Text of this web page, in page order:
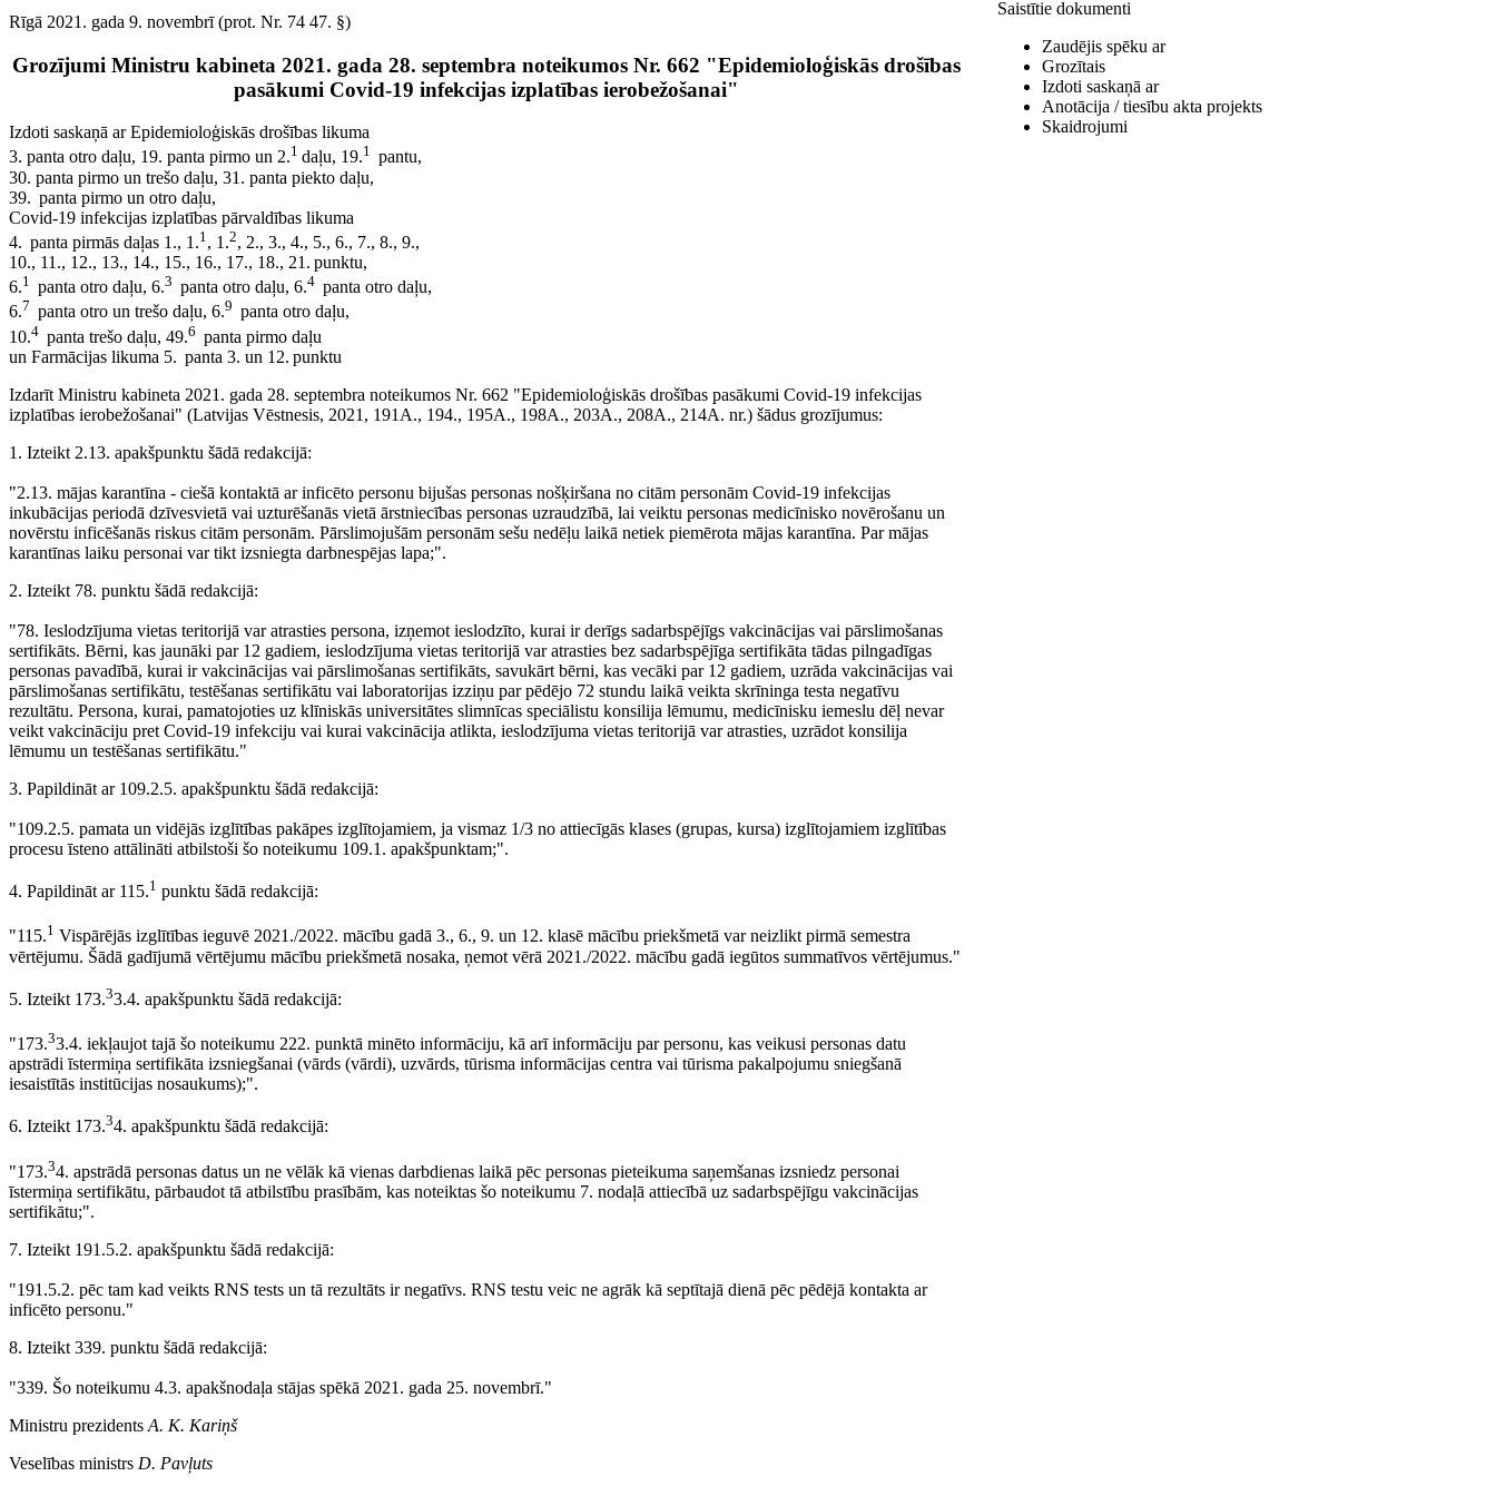
Rīgā 2021. gada 9. novembrī (prot. Nr. 74 47. §)
Grozījumi Ministru kabineta 2021. gada 28. septembra noteikumos Nr. 662 "Epidemioloģiskās drošības
pasākumi Covid-19 infekcijas izplatības ierobežošanai"
Izdoti saskaņā ar Epidemioloģiskās drošības likuma
3. panta otro daļu, 19. panta pirmo un 2.1 daļu, 19.1 pantu,
30. panta pirmo un trešo daļu, 31. panta piekto daļu,
39. panta pirmo un otro daļu,
Covid-19 infekcijas izplatības pārvaldības likuma
4. panta pirmās daļas 1., 1.1 , 1.2, 2., 3., 4., 5., 6., 7., 8., 9.,
10., 11., 12., 13., 14., 15., 16., 17., 18., 21. punktu,
6.1 panta otro daļu, 6.3 panta otro daļu, 6.4 panta otro daļu,
6.7 panta otro un trešo daļu, 6.9 panta otro daļu,
10.4 panta trešo daļu, 49.6 panta pirmo daļu
un Farmācijas likuma 5. panta 3. un 12. punktu
Izdarīt Ministru kabineta 2021. gada 28. septembra noteikumos Nr. 662 "Epidemioloģiskās drošības pasākumi Covid-19 infekcijas
izplatības ierobežošanai" (Latvijas Vēstnesis, 2021, 191A., 194., 195A., 198A., 203A., 208A., 214A. nr.) šādus grozījumus:
1. Izteikt 2.13. apakšpunktu šādā redakcijā:
"2.13. mājas karantīna - ciešā kontaktā ar inficēto personu bijušas personas nošķiršana no citām personām Covid-19 infekcijas
inkubācijas periodā dzīvesvietā vai uzturēšanās vietā ārstniecības personas uzraudzībā, lai veiktu personas medicīnisko novērošanu un
novērstu inficēšanās riskus citām personām. Pārslimojušām personām sešu nedēļu laikā netiek piemērota mājas karantīna. Par mājas
karantīnas laiku personai var tikt izsniegta darbnespējas lapa;".
2. Izteikt 78. punktu šādā redakcijā:
"78. Ieslodzījuma vietas teritorijā var atrasties persona, izņemot ieslodzīto, kurai ir derīgs sadarbspējīgs vakcinācijas vai pārslimošanas
sertifikāts. Bērni, kas jaunāki par 12 gadiem, ieslodzījuma vietas teritorijā var atrasties bez sadarbspējīga sertifikāta tādas pilngadīgas
personas pavadībā, kurai ir vakcinācijas vai pārslimošanas sertifikāts, savukārt bērni, kas vecāki par 12 gadiem, uzrāda vakcinācijas vai
pārslimošanas sertifikātu, testēšanas sertifikātu vai laboratorijas izziņu par pēdējo 72 stundu laikā veikta skrīninga testa negatīvu
rezultātu. Persona, kurai, pamatojoties uz klīniskās universitātes slimnīcas speciālistu konsilija lēmumu, medicīnisku iemeslu dēļ nevar
veikt vakcināciju pret Covid-19 infekciju vai kurai vakcinācija atlikta, ieslodzījuma vietas teritorijā var atrasties, uzrādot konsilija
lēmumu un testēšanas sertifikātu."
3. Papildināt ar 109.2.5. apakšpunktu šādā redakcijā:
"109.2.5. pamata un vidējās izglītības pakāpes izglītojamiem, ja vismaz 1/3 no attiecīgās klases (grupas, kursa) izglītojamiem izglītības
procesu īsteno attālināti atbilstoši šo noteikumu 109.1. apakšpunktam;".
4. Papildināt ar 115.1 punktu šādā redakcijā:
"115.1 Vispārējās izglītības ieguvē 2021./2022. mācību gadā 3., 6., 9. un 12. klasē mācību priekšmetā var neizlikt pirmā semestra
vērtējumu. Šādā gadījumā vērtējumu mācību priekšmetā nosaka, ņemot vērā 2021./2022. mācību gadā iegūtos summatīvos vērtējumus."
5. Izteikt 173.33.4. apakšpunktu šādā redakcijā:
"173.33.4. iekļaujot tajā šo noteikumu 222. punktā minēto informāciju, kā arī informāciju par personu, kas veikusi personas datu
apstrādi īstermiņa sertifikāta izsniegšanai (vārds (vārdi), uzvārds, tūrisma informācijas centra vai tūrisma pakalpojumu sniegšanā
iesaistītās institūcijas nosaukums);".
6. Izteikt 173.34. apakšpunktu šādā redakcijā:
"173.34. apstrādā personas datus un ne vēlāk kā vienas darbdienas laikā pēc personas pieteikuma saņemšanas izsniedz personai
īstermiņa sertifikātu, pārbaudot tā atbilstību prasībām, kas noteiktas šo noteikumu 7. nodaļā attiecībā uz sadarbspējīgu vakcinācijas
sertifikātu;".
7. Izteikt 191.5.2. apakšpunktu šādā redakcijā:
"191.5.2. pēc tam kad veikts RNS tests un tā rezultāts ir negatīvs. RNS testu veic ne agrāk kā septītajā dienā pēc pēdējā kontakta ar
inficēto personu."
8. Izteikt 339. punktu šādā redakcijā:
"339. Šo noteikumu 4.3. apakšnodaļa stājas spēkā 2021. gada 25. novembrī."
Ministru prezidents A. K. Kariņš
Veselības ministrs D. Pavļuts
Saistītie dokumenti
Zaudējis spēku ar
Grozītais
Izdoti saskaņā ar
Anotācija / tiesību akta projekts
Skaidrojumi